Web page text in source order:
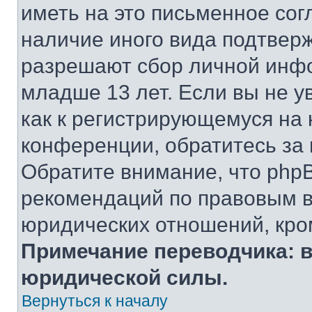
иметь на это письменное
наличие иного вида
разрешают сбор личной
младше 13 лет. Если вы не
как к регистрирующемуся
конференции, обратитесь
Обратите внимание, что
рекомендаций по правовым
юридических отношений,
Примечание переводчика:
юридической силы.
Вернуться к началу